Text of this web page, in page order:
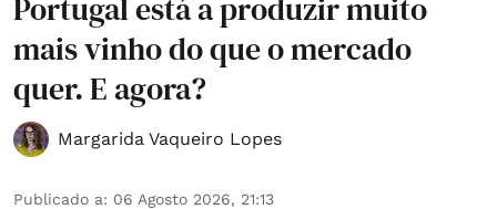
Portugal está a produzir muito
mais vinho do que o mercado
quer. E agora?
Margarida Vaqueiro Lopes
Publicado a: 06 Agosto 2026, 21:13